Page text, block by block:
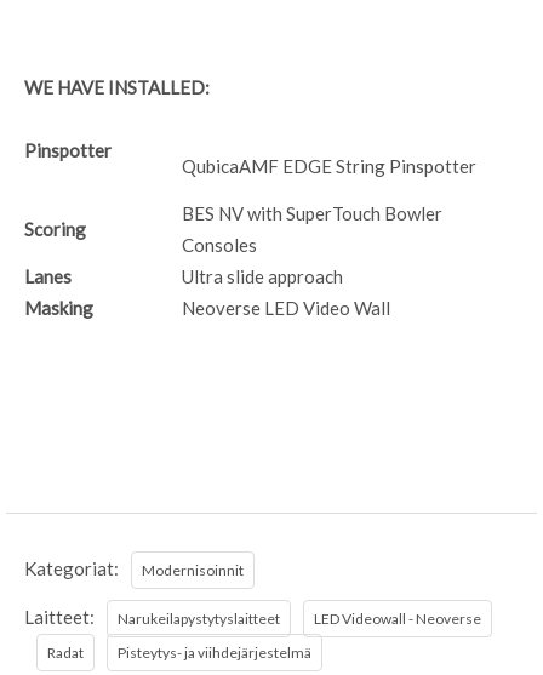
WE HAVE INSTALLED:
Pinspotter
QubicaAMF EDGE String Pinspotter
Scoring
BES NV with SuperTouch Bowler
Consoles
Lanes
Ultra slide approach
Masking
Neoverse LED Video Wall
Kategoriat: Modernisoinnit
Laitteet: Narukeilapystytyslaitteet
LED Videowall - Neoverse
Radat
Pisteytys- ja viihdejärjestelmä